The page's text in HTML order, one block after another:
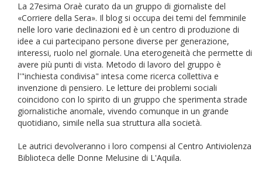
La 27esima Oraè curato da un gruppo di giornaliste del
«Corriere della Sera». Il blog si occupa dei temi del femminile
nelle loro varie declinazioni ed è un centro di produzione di
idee a cui partecipano persone diverse per generazione,
interessi, ruolo nel giornale. Una eterogeneità che permette di
avere più punti di vista. Metodo di lavoro del gruppo è
l'"inchiesta condivisa" intesa come ricerca collettiva e
invenzione di pensiero. Le letture dei problemi sociali
coincidono con lo spirito di un gruppo che sperimenta strade
giornalistiche anomale, vivendo comunque in un grande
quotidiano, simile nella sua struttura alla società.
Le autrici devolveranno i loro compensi al Centro Antiviolenza
Biblioteca delle Donne Melusine di L'Aquila.